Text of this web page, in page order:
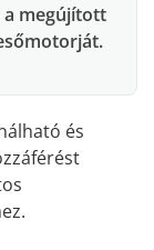
a megújított
és